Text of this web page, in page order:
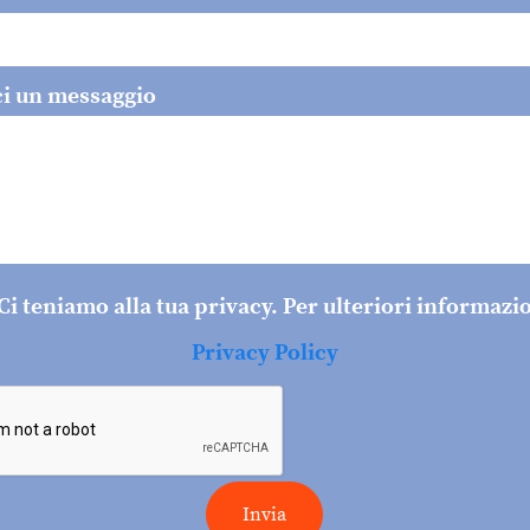
un messaggio
teniamo alla tua privacy. Per ulteriori
Privacy Policy
Invia